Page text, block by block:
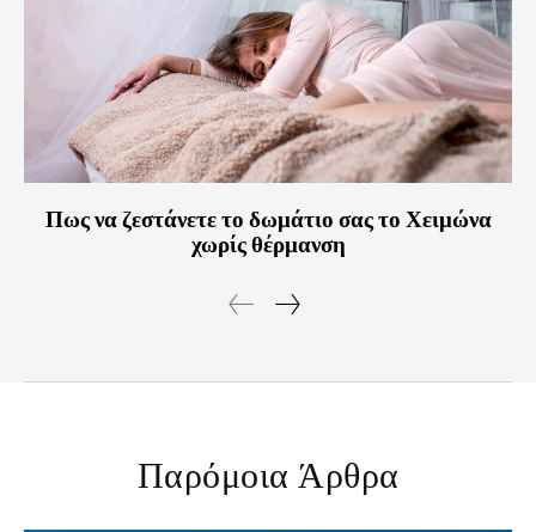
Πως να ζεστάνετε το δωμάτιο σας το Χειμώνα
χωρίς θέρμανση
Παρόμοια Άρθρα